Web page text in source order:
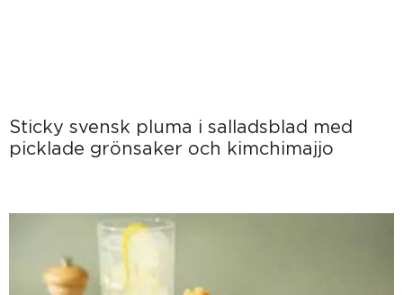
Sticky svensk pluma i salladsblad med
picklade grönsaker och kimchimajjo